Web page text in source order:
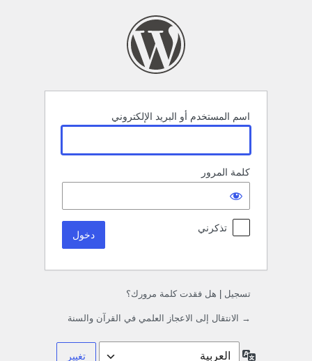
اسم المستخدم أو البريد الإلكتروني
كلمة المرور
تذكرني
تسجيل هل فقدت كلمة مرورك؟
→ الانتقال إلى الاعجاز العلمي في القرآن والسنة
اللغة